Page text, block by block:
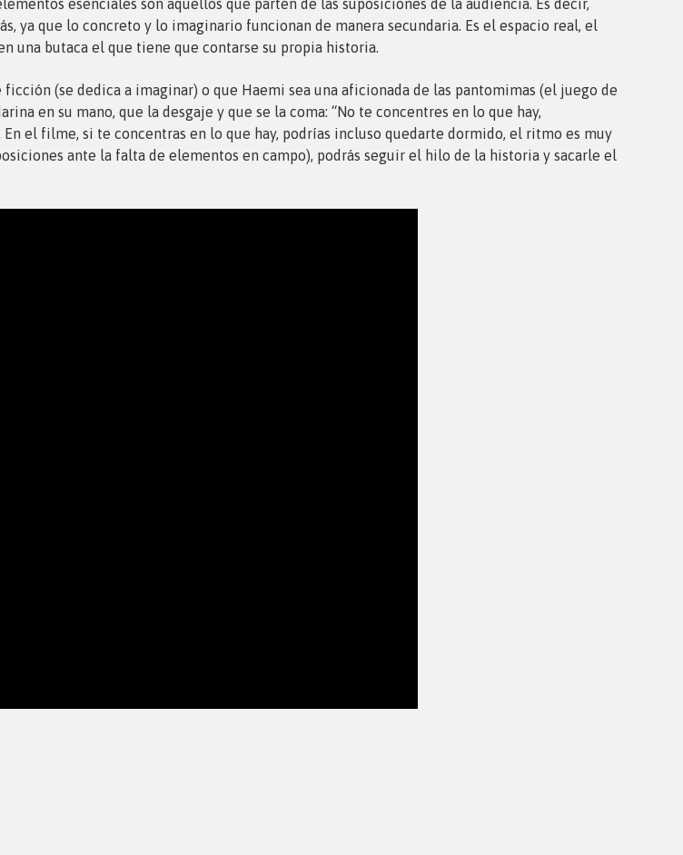
esenciales son aquellos que parten de las suposiciones de la audiencia. Es decir,
ya que lo concreto y lo imaginario funcionan de manera secundaria. Es el espacio real, el
una butaca el que tiene que contarse su propia historia.
(se dedica a imaginar) o que Haemi sea una aficionada de las pantomimas (el juego de
en su mano, que la desgaje y que se la coma: “No te concentres en lo que hay,
el filme, si te concentras en lo que hay, podrías incluso quedarte dormido, el ritmo es muy
ante la falta de elementos en campo), podrás seguir el hilo de la historia y sacarle el